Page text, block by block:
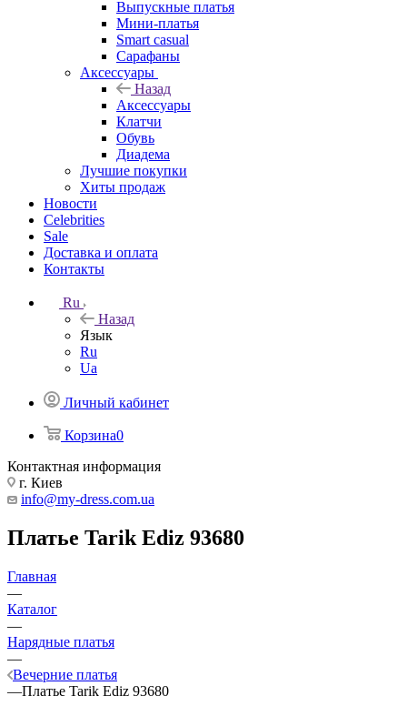
Выпускные платья
Мини-платья
Smart casual
Сарафаны
Аксессуары
Назад
Аксессуары
Клатчи
Обувь
Диадема
Лучшие покупки
Хиты продаж
Новости
Celebrities
Sale
Доставка и оплата
Контакты
Ru
Назад
Язык
Ru
Ua
Личный кабинет
Корзина0
Контактная информация
г. Киев
info@my-dress.com.ua
Платье Tarik Ediz 93680
Главная
—
Каталог
—
Нарядные платья
—
Вечерние платья
—Платье Tarik Ediz 93680